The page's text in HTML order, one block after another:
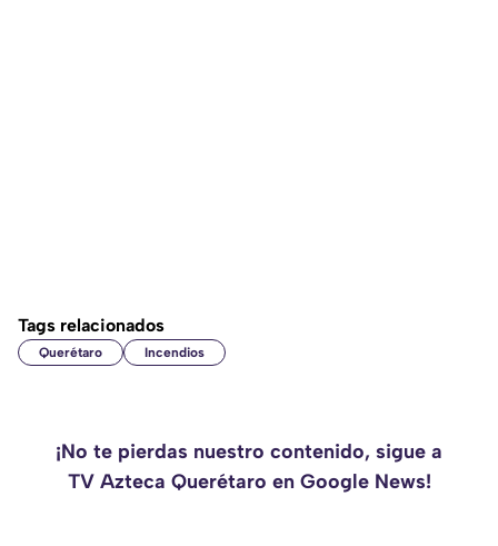
Tags relacionados
Querétaro Incendios
¡No te pierdas nuestro contenido, sigue a
TV Azteca Querétaro en Google News!